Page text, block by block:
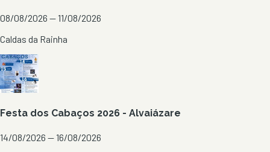
08/08/2026 — 11/08/2026
Caldas da Rainha
Festa dos Cabaços 2026 - Alvaiázare
14/08/2026 — 16/08/2026